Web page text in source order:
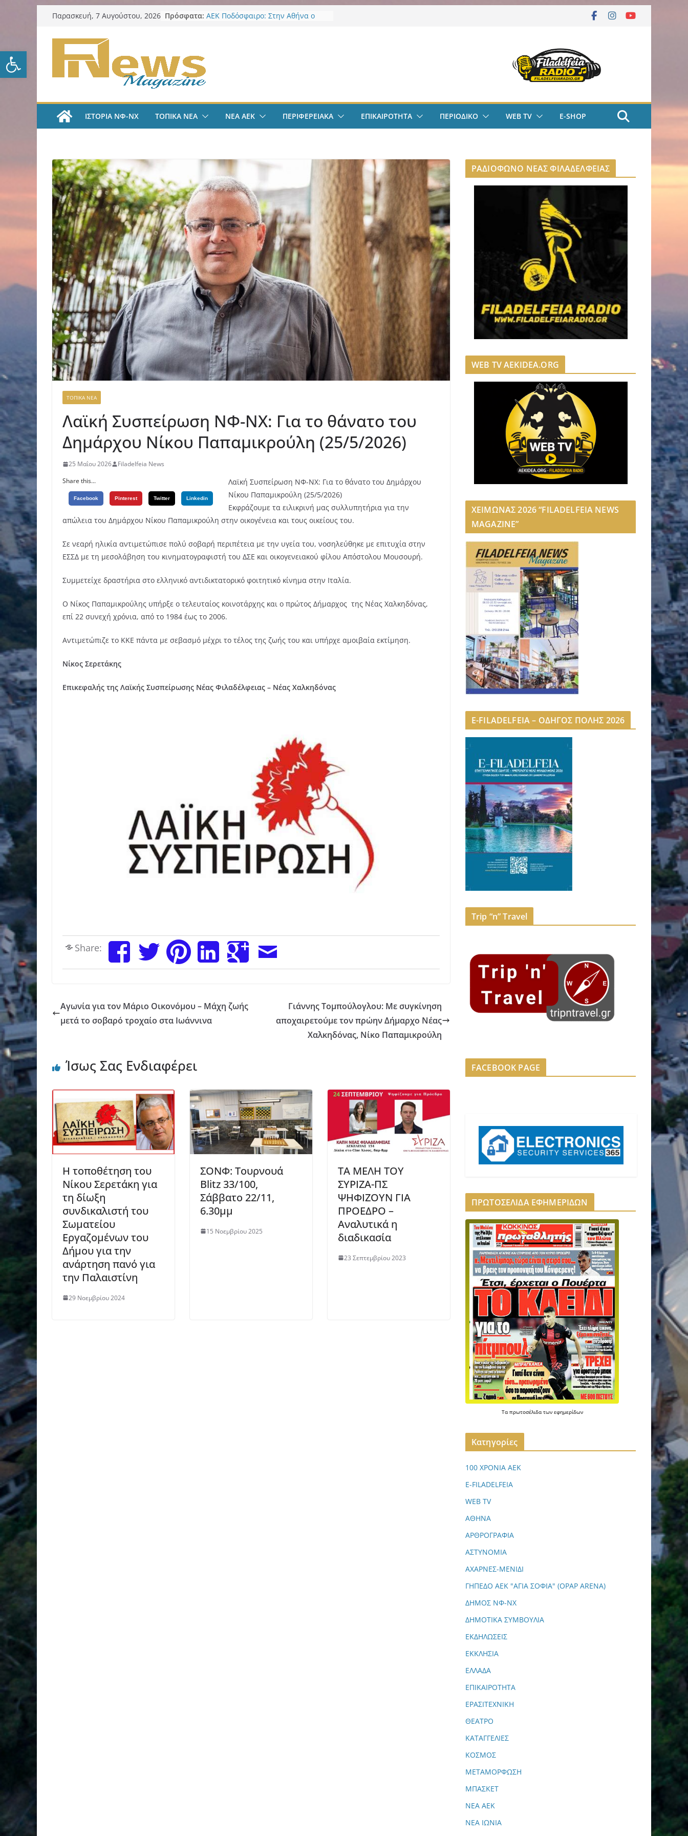
Ανοίξτε τη γραμμή εργαλείων
Μετάβαση
περιεχόμενο
Παρασκευή, 7 Αυγούστου, 2026 Πρόσφατα: ΑΕΚ Ποδόσφαιρο: Στην Αθήνα ο
ψηφιακά εργαλεία στην Ευρώπη
για τη διαφάνεια και τη
με Άννα Γκόμες Ρεσέντε
ΑΕΚ Χάντμπολ Γυναικών:
Ανακοίνωσε την Νικολίνα Ανδρέου,
18χρονη Κύπρια εξτρέμ
ΙΣΤΟΡΙΑ ΝΦ-ΝΧ ΤΟΠΙΚΑ ΝΕΑ ΝΕΑ ΑΕΚ ΠΕΡΙΦΕΡΕΙΑΚΑ ΕΠΙΚΑΙΡΟΤΗΤΑ ΠΕΡΙΟΔΙΚΟ WEB TV E-SHOP
ΤΟΠΙΚΑ ΝΕΑ
Λαϊκή Συσπείρωση ΝΦ-ΝΧ: Για το θάνατο του
Δημάρχου Νίκου Παπαμικρούλη (25/5/2026)
25 Μαΐου 2026
Filadelfeia News
Share this...
Facebook Pinterest Twitter Linkedin
Λαϊκή Συσπείρωση ΝΦ-ΝΧ: Για το θάνατο του Δημάρχου
Νίκου Παπαμικρούλη (25/5/2026)
Εκφράζουμε τα ειλικρινή μας συλλυπητήρια για την
απώλεια του Δημάρχου Νίκου Παπαμικρούλη στην οικογένεια και τους οικείους του.
Σε νεαρή ηλικία αντιμετώπισε πολύ σοβαρή περιπέτεια με την υγεία του, νοσηλεύθηκε με επιτυχία στην
ΕΣΣΔ με τη μεσολάβηση του κινηματογραφιστή του ΔΣΕ και οικογενειακού φίλου Απόστολου Μουσουρή.
Συμμετείχε δραστήρια στο ελληνικό αντιδικτατορικό φοιτητικό κίνημα στην Ιταλία.
Ο Νίκος Παπαμικρούλης υπήρξε ο τελευταίος κοινοτάρχης και ο πρώτος Δήμαρχος της Νέας Χαλκηδόνας,
επί 22 συνεχή χρόνια, από το 1984 έως το 2006.
Αντιμετώπιζε το ΚΚΕ πάντα με σεβασμό μέχρι το τέλος της ζωής του και υπήρχε αμοιβαία εκτίμηση.
Νίκος Σερετάκης
Επικεφαλής της Λαϊκής Συσπείρωσης Νέας Φιλαδέλφειας – Νέας Χαλκηδόνας
Share:
Αγωνία για τον Μάριο Οικονόμου – Μάχη ζωής
μετά το σοβαρό τροχαίο στα Ιωάννινα
Γιάννης Τομπούλογλου: Με συγκίνηση
αποχαιρετούμε τον πρώην Δήμαρχο Νέας
Χαλκηδόνας, Νίκο Παπαμικρούλη
Ίσως Σας Ενδιαφέρει
H τοποθέτηση του
Νίκου Σερετάκη για
τη δίωξη
συνδικαλιστή του
Σωματείου
Εργαζομένων του
Δήμου για την
ανάρτηση πανό για
την Παλαιστίνη
29 Νοεμβρίου 2024
ΣΟΝΦ: Tουρνουά
Blitz 33/100,
Σάββατο 22/11,
6.30μμ
15 Νοεμβρίου 2025
ΤΑ ΜΕΛΗ ΤΟΥ
ΣΥΡΙΖΑ-ΠΣ
ΨΗΦΙΖΟΥΝ ΓΙΑ
ΠΡΟΕΔΡΟ –
Αναλυτικά η
διαδικασία
23 Σεπτεμβρίου 2023
ΡΑΔΙΟΦΩΝΟ ΝΕΑΣ ΦΙΛΑΔΕΛΦΕΙΑΣ
WEB TV AEKIDEA.ORG
ΧΕΙΜΩΝΑΣ 2026 “FILADELFEIA NEWS
MAGAZINE”
E-FILADELFEIA – ΟΔΗΓΟΣ ΠΟΛΗΣ 2026
Trip “n” Travel
FACEBOOK PAGE
ΠΡΩΤΟΣΕΛΙΔΑ ΕΦΗΜΕΡΙΔΩΝ
Τα πρωτοσέλιδα των εφημερίδων
Kατηγορίες
100 ΧΡΟΝΙΑ ΑΕΚ
E-FILADELFEIA
WEB TV
ΑΘΗΝΑ
ΑΡΘΡΟΓΡΑΦΙΑ
ΑΣΤΥΝΟΜΙΑ
ΑΧΑΡΝΕΣ-ΜΕΝΙΔΙ
ΓΗΠΕΔΟ ΑΕΚ "ΑΓΙΑ ΣΟΦΙΑ" (OPAP ARENA)
ΔΗΜΟΣ ΝΦ-ΝΧ
ΔΗΜΟΤΙΚΑ ΣΥΜΒΟΥΛΙΑ
ΕΚΔΗΛΩΣΕΙΣ
ΕΚΚΛΗΣΙΑ
ΕΛΛΑΔΑ
ΕΠΙΚΑΙΡΟΤΗΤΑ
ΕΡΑΣΙΤΕΧΝΙΚΗ
ΘΕΑΤΡΟ
ΚΑΤΑΓΓΕΛΙΕΣ
ΚΟΣΜΟΣ
ΜΕΤΑΜΟΡΦΩΣΗ
ΜΠΑΣΚΕΤ
ΝΕΑ ΑΕΚ
ΝΕΑ ΙΩΝΙΑ